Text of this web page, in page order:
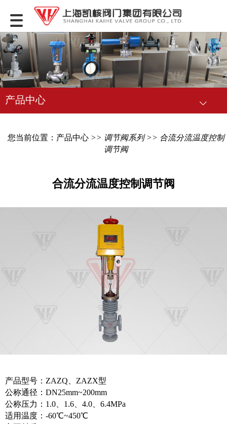
产品中心
您当前位置： 产品中心 >> 调节阀系列>> 合流分流温度控制
调节阀
合流分流温度控制调节阀
产品型号：ZAZQ、ZAZX型
公称通径：DN25mm~200mm
公称压力：1.0、1.6、4.0、6.4MPa
适用温度：-60℃~450℃